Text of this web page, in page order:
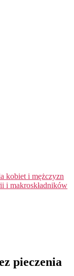
kobiet i mężczyzn
i makroskładników
pieczenia